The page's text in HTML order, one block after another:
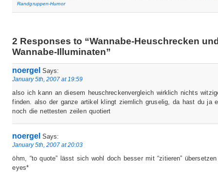
Randgruppen-Humor
2 Responses to “Wannabe-Heuschrecken
Wannabe-Illuminaten”
noergel Says:
January 5th, 2007 at 19:59
also ich kann an diesem heuschreckenvergleich wirklich nichts
finden. also der ganze artikel klingt ziemlich gruselig, da hast du ja
noch die nettesten zeilen quotiert
noergel Says:
January 5th, 2007 at 20:03
öhm, “to quote” lässt sich wohl doch besser mit “zitieren”
eyes*